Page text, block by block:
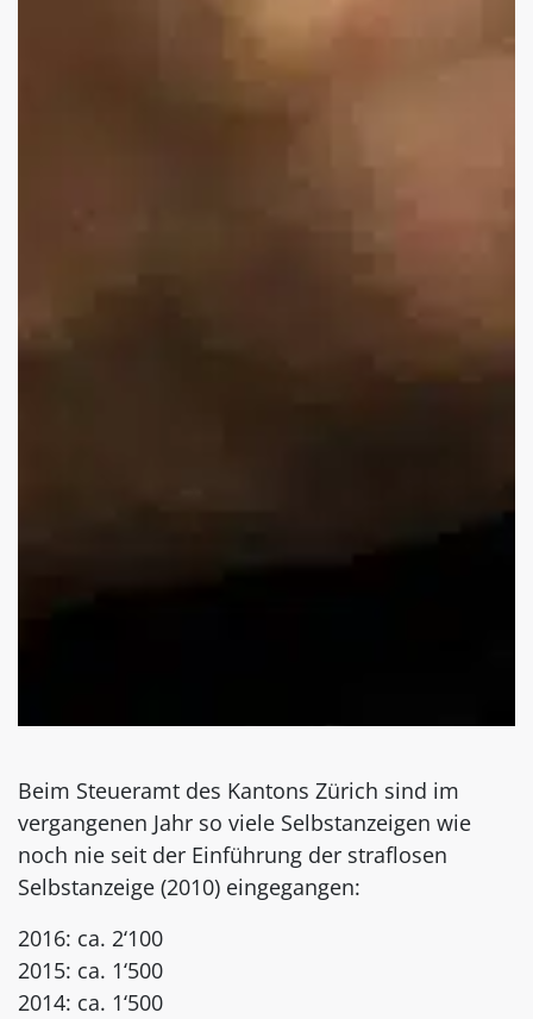
Beim Steueramt des Kantons Zürich sind im
vergangenen Jahr so viele Selbstanzeigen wie
noch nie seit der Einführung der straflosen
Selbstanzeige (2010) eingegangen:
2016: ca. 2‘100
2015: ca. 1‘500
2014: ca. 1‘500